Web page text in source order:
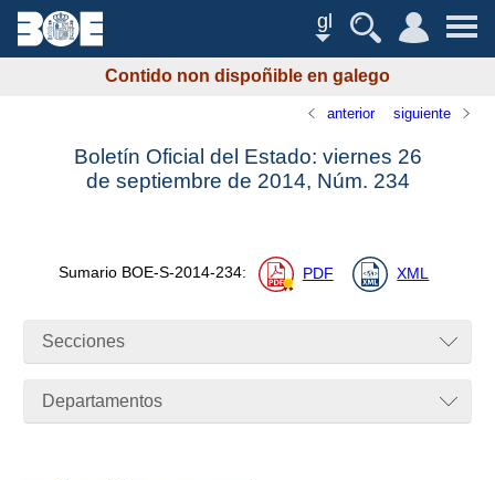
gl
Contido non dispoñible en galego
anterior siguiente
Boletín Oficial del Estado: viernes 26
de septiembre de 2014, Núm. 234
Sumario BOE-S-2014-234: PDF XML
Secciones
Departamentos